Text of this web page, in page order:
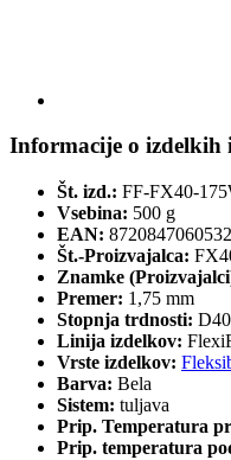
Informacije o izdelkih
Št. izd.: FF-FX40-
Vsebina: 500 g
EAN: 8720847060532
Št.-Proizvajalca:
Znamke
Premer: 1,75 mm
Stopnja trdnosti: D40
Linija izdelkov:
Vrste izdelkov:
Barva: Bela
Sistem: tuljava
Prip. Temperatura
Prip. temperatura